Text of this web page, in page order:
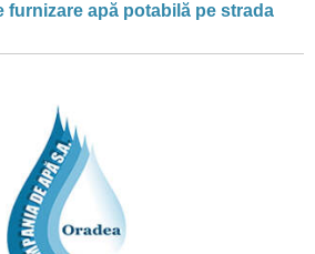
furnizare apă potabilă pe strada